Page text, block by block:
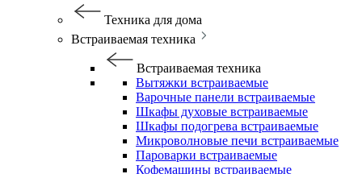
Техника для дома
Встраиваемая техника
Встраиваемая техника
Вытяжки встраиваемые
Варочные панели встраиваемые
Шкафы духовые встраиваемые
Шкафы подогрева встраиваемые
Микроволновые печи встраиваемые
Пароварки встраиваемые
Кофемашины встраиваемые